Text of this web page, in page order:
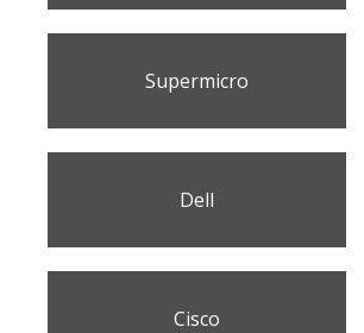
Supermicro
Dell
Cisco